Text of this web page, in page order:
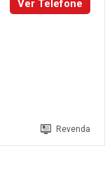
Ver Telefone
Revenda